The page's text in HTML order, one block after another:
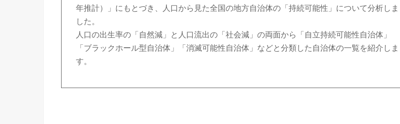
年推計）」にもとづき、人口から見た全国の地方自治体の「持続可能性」について分析しま
した。
人口の出生率の「自然減」と人口流出の「社会減」の両面から「自立持続可能性自治体」
「ブラックホール型自治体」「消滅可能性自治体」などと分類した自治体の一覧を紹介しま
す。